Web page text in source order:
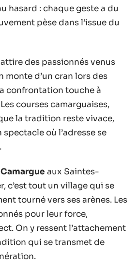
hasard : chaque geste a du
pèse dans l’issue du
attire des passionnés venus
monte d’un cran lors des
confrontation touche à
courses camarguaises,
la tradition reste vivace,
où l’adresse se
aux Saintes-
c’est tout un village qui se
tourné vers ses arènes. Les
pour leur force,
On y ressent l’attachement
qui se transmet de